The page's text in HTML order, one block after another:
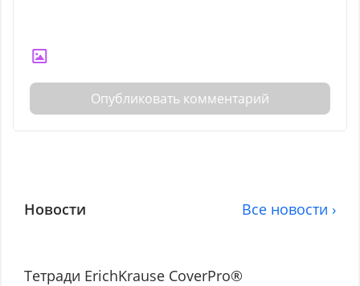
Опубликовать комментарий
Новости Все новости ›
Тетради ErichKrause CoverPro®